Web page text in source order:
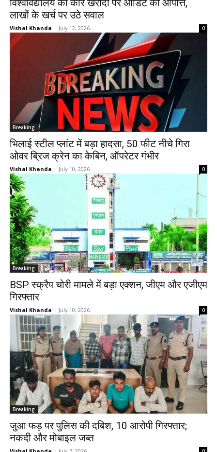
विश्वविद्यालय की कार खरीदी पर ऑडिट की आपत्ति,
लाखों के खर्च पर उठे सवाल
Vishal Khanda - July 12, 2026 0
Breaking
भिलाई स्टील प्लांट में बड़ा हादसा, 50 फीट नीचे गिरा
ओवर ब्रिज क्रेन का केबिन, ऑपरेटर गंभीर
Vishal Khanda - July 10, 2026 0
Breaking
BSP स्क्रैप चोरी मामले में बड़ा एक्शन, जीएम और एजीएम
गिरफ्तार
Vishal Khanda - July 10, 2026 0
Breaking
जुआ फड़ पर पुलिस की दबिश, 10 आरोपी गिरफ्तार;
नकदी और मोबाइल जब्त